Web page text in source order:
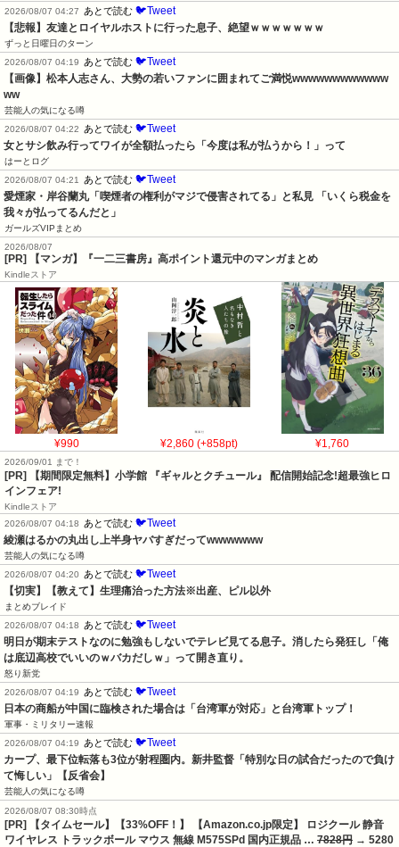
2026/08/07 04:27 あとで読む 🐦Tweet
【悲報】友達とロイヤルホストに行った息子、絶望ｗｗｗｗｗｗｗ
ずっと日曜日のターン
2026/08/07 04:19 あとで読む 🐦Tweet
【画像】松本人志さん、大勢の若いファンに囲まれてご満悦wwwwwwwwwwww
ww
芸能人の気になる噂
2026/08/07 04:22 あとで読む 🐦Tweet
女とサシ飲み行ってワイが全額払ったら「今度は私が払うから！」って
はーとログ
2026/08/07 04:21 あとで読む 🐦Tweet
愛煙家・岸谷蘭丸「喫煙者の権利がマジで侵害されてる」と私見 「いくら税金を
我々が払ってるんだと」
ガールズVIPまとめ
2026/08/07
[PR] 【マンガ】『一二三書房』高ポイント還元中のマンガまとめ
Kindleストア
¥990 ¥2,860 (+858pt) ¥1,760
2026/09/01 まで！
[PR] 【期間限定無料】小学館 『ギャルとクチュール』 配信開始記念!超最強ヒロ
インフェア!
Kindleストア
2026/08/07 04:18
あとで読む 🐦Tweet
綾瀬はるかの丸出し上半身ヤバすぎだってwwwwwww
芸能人の気になる噂
2026/08/07 04:20
あとで読む 🐦Tweet
【切実】【教えて】生理痛治った方法※出産、ピル以外
まとめブレイド
2026/08/07 04:18
あとで読む 🐦Tweet
明日が期末テストなのに勉強もしないでテレビ見てる息子。消したら発狂し「俺
は底辺高校でいいのｗバカだしｗ」って開き直り。
怒り新党
2026/08/07 04:19
あとで読む 🐦Tweet
日本の商船が中国に臨検された場合は「台湾軍が対応」と台湾軍トップ！
軍事・ミリタリー速報
2026/08/07 04:19
あとで読む 🐦Tweet
カープ、最下位転落も3位が射程圏内。新井監督「特別な日の試合だったので負け
て悔しい」【反省会】
芸能人の気になる噂
2026/08/07 08:30時点
[PR] 【タイムセール】【33%OFF！】 【Amazon.co.jp限定】 ロジクール 静音
ワイヤレス トラックボール マウス 無線 M575SPd 国内正規品 … 7828円 → 5280